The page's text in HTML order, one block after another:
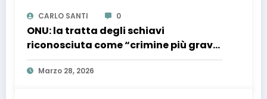
CARLO SANTI 0
ONU: la tratta degli schiavi
riconosciuta come “crimine più grave
contro l’umanità”. Si riapre il dossier
riparazioni
Marzo 28, 2026